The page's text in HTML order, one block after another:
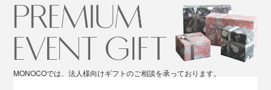
MONOCOでは、法人様向けギフトのご相談を承っております。